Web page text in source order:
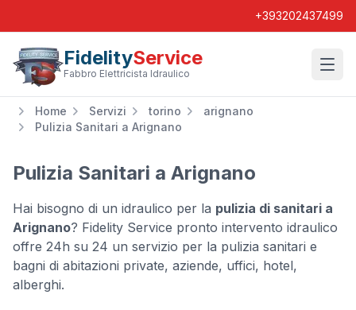
+393202437499
FidelityService
Fabbro Elettricista Idraulico
Home Servizi torino
arignano
Pulizia Sanitari a Arignano
Pulizia Sanitari a Arignano
Hai bisogno di un idraulico per la pulizia di sanitari a
Arignano? Fidelity Service pronto intervento idraulico
offre 24h su 24 un servizio per la pulizia sanitari e
bagni di abitazioni private, aziende, uffici, hotel,
alberghi.